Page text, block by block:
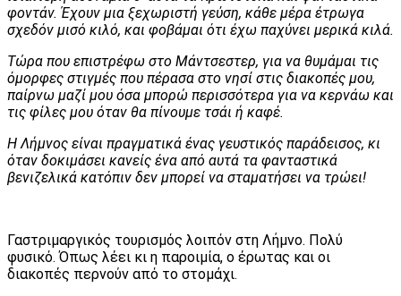
φοντάν. Έχουν μια ξεχωριστή γεύση, κάθε μέρα έτρωγα
σχεδόν μισό κιλό, και φοβάμαι ότι έχω παχύνει μερικά κιλά.
Τώρα που επιστρέφω στο Μάντσεστερ, για να θυμάμαι τις
όμορφες στιγμές που πέρασα στο νησί στις διακοπές μου,
παίρνω μαζί μου όσα μπορώ περισσότερα για να κερνάω και
τις φίλες μου όταν θα πίνουμε τσάι ή καφέ.
Η Λήμνος είναι πραγματικά ένας γευστικός παράδεισος, κι
όταν δοκιμάσει κανείς ένα από αυτά τα φανταστικά
βενιζελικά κατόπιν δεν μπορεί να σταματήσει να τρώει!
Γαστριμαργικός τουρισμός λοιπόν στη Λήμνο. Πολύ
φυσικό. Όπως λέει κι η παροιμία, ο έρωτας και οι
διακοπές περνούν από το στομάχι.